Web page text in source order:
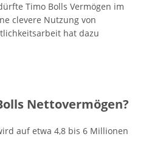
Timo Bolls Vermögen im
clevere Nutzung von
hat dazu
Nettovermögen?
auf etwa 4,8 bis 6 Millionen